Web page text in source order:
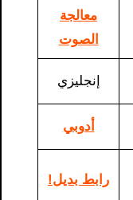
معالجة
الصوت
إنجليزي
أدوبي
رابط بديل!